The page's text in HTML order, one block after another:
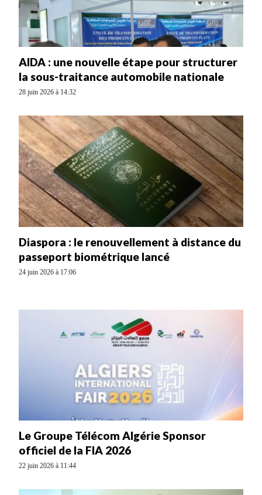
AIDA : une nouvelle étape pour structurer
la sous-traitance automobile nationale
28 juin 2026 à 14:32
Diaspora : le renouvellement à distance du
passeport biométrique lancé
24 juin 2026 à 17:06
Le Groupe Télécom Algérie Sponsor
officiel de la FIA 2026
22 juin 2026 à 11:44